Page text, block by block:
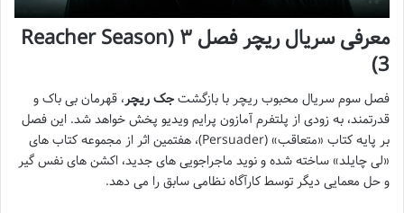
معرفی سریال ریچر فصل ۳ (Reacher Season
3)
فصل سوم سریال محبوب ریچر با بازگشتجک ریچر، قهرمان بی باک و
قدرتمند، به زودی از پلتفرم آمازون پرایم ویدیو پخش خواهد شد. این فصل
بر پایه کتاب «متعاقب» (Persuader)، هفتمین اثر از مجموعه کتاب های
«لی چایلد» ساخته شده و نوید ماجراجویی های جدید، اکشن های نفس گیر
و حل معمایی دیگر توسط کارآگاه نظامی سابق را می دهد.